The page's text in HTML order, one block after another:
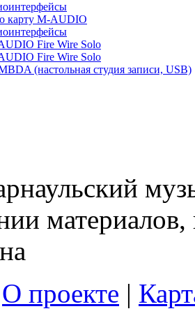
карту M-AUDIO
Fire Wire Solo
Fire Wire Solo
(настольная студия записи, USB)
О проекте |